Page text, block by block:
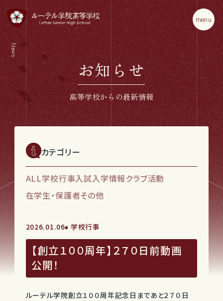
menu
News
お知らせ
高等学校からの最新情報
カテゴリー
ALL学校行事入試入学情報クラブ活動
在学生・保護者その他
2026.01.06 学校行事
【創立１００周年】２７０日前動画
公開！
ルーテル学院創立１００周年記念日まであと２７０日